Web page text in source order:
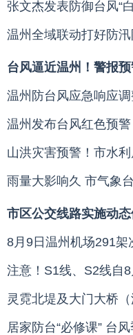
张文杰发表防御台风“
温州全域联动打好防
台风逼近温州！警报
温州防台风应急响应调
温州发布台风红色预警
山洪灾害预警！市水
雨量大影响久 市气象
市区公交线路实施动
8月9日温州机场291
注意！S1线、S2线自
灵霓北堤及大门大桥
居家防台“必修课” 台风